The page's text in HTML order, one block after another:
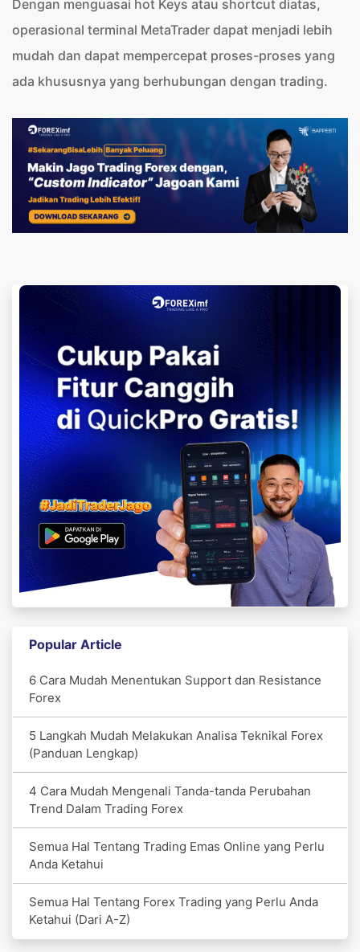
Dengan menguasai hot Keys atau shortcut diatas,
operasional terminal MetaTrader dapat menjadi lebih
mudah dan dapat mempercepat proses-proses yang
ada khususnya yang berhubungan dengan trading.
Popular Article
6 Cara Mudah Menentukan Support dan Resistance
Forex
5 Langkah Mudah Melakukan Analisa Teknikal Forex
(Panduan Lengkap)
4 Cara Mudah Mengenali Tanda-tanda Perubahan
Trend Dalam Trading Forex
Semua Hal Tentang Trading Emas Online yang Perlu
Anda Ketahui
Semua Hal Tentang Forex Trading yang Perlu Anda
Ketahui (Dari A-Z)